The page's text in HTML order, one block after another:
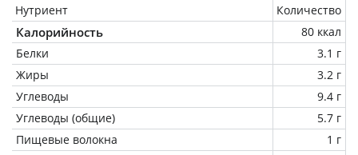
Нутриент
Количество
Калорийность
80 ккал
Белки
3.1 г
Жиры
3.2 г
Углеводы
9.4 г
Углеводы (общие)
5.7 г
Пищевые волокна
1 г